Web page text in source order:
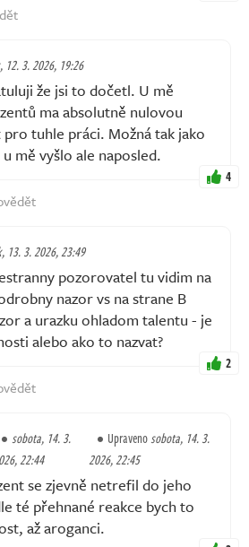
12. 3. 2026, 19:26
že jsi to dočetl. U mě
ma absolutně nulovou
tuhle práci. Možná tak jako
mě vyšlo ale naposled.
4
13. 3. 2026, 23:49
pozorovatel tu vidim na
nazor vs na strane B
a urazku ohladom talentu - je
alebo ako to nazvat?
2
sobota, 14. 3.
22:44
Upravenosobota, 14. 3.
2026, 22:45
se zjevně netrefil do jeho
té přehnané reakce bych to
až aroganci.